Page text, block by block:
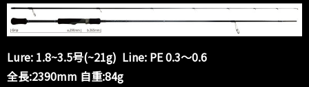
Lure: 1.8~3.5号(~21g) Line: PE 0.3～0.6
全長:2390mm 自重:84g